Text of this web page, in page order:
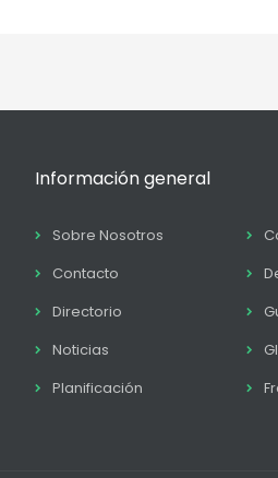
Información general
Sobre Nosotros
Contacto
Directorio
Noticias
Planificación